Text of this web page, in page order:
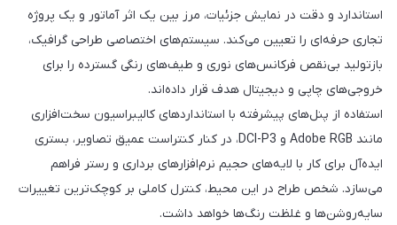
استاندارد و دقت در نمایش جزئیات، مرز بین یک اثر آماتور و یک پروژه
تجاری حرفه‌ای را تعیین می‌کند. سیستم‌های اختصاصی طراحی گرافیک،
بازتولید بی‌نقص فرکانس‌های نوری و طیف‌های رنگی گسترده را برای
خروجی‌های چاپی و دیجیتال هدف قرار داده‌اند.
استفاده از پنل‌های پیشرفته با استانداردهای کالیبراسیون سخت‌افزاری
مانند Adobe RGB و DCI-P3، در کنار کنتراست عمیق تصاویر، بستری
ایده‌آل برای کار با لایه‌های حجیم نرم‌افزارهای برداری و رستر فراهم
می‌سازد. شخص طراح در این محیط، کنترل کاملی بر کوچک‌ترین تغییرات
سایه‌روشن‌ها و غلظت رنگ‌ها خواهد داشت.